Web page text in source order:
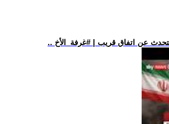
تتحدث عن اتفاق قريب | #غرفة_الأخ